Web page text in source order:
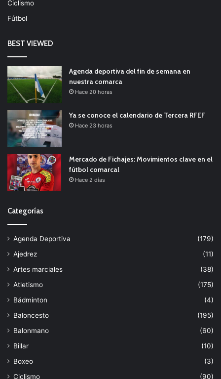
Ciclismo
Fútbol
BEST VIEWED
Agenda deportiva del fin de semana en
nuestra comarca
Hace 20 horas
Ya se conoce el calendario de Tercera RFEF
Hace 23 horas
Mercado de Fichajes: Movimientos clave en el
fútbol comarcal
Hace 2 días
Categorías
Agenda Deportiva
(179)
Ajedrez
(11)
Artes marciales
(38)
Atletismo
(175)
Bádminton
(4)
Baloncesto
(195)
Balonmano
(60)
Billar
(10)
Boxeo
(3)
Ciclismo
(90)